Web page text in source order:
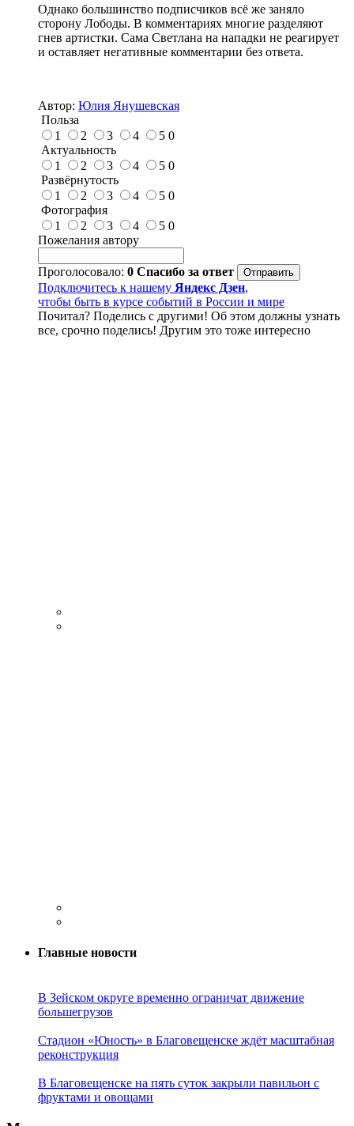
Однако большинство подписчиков всё же заняло
сторону Лободы. В комментариях многие разделяют
гнев артистки. Сама Светлана на нападки не реагирует
и оставляет негативные комментарии без ответа.
Автор: Юлия Янушевская
Польза
1
2 3 4 5 0
Актуальность
1
2 3 4 5 0
Развёрнутость
1
2 3 4 5 0
Фотография
1
2 3 4 5 0
Пожелания автору
Проголосовало: 0 Спасибо за ответ
Подключитесь к нашему Яндекс Дзен,
чтобы быть в курсе событий в России и мире
Почитал? Поделись с другими! Об этом должны узнать
все, срочно поделись! Другим это тоже интересно
Главные новости
В Зейском округе временно ограничат движение
большегрузов
Стадион «Юность» в Благовещенске ждёт масштабная
реконструкция
В Благовещенске на пять суток закрыли павильон с
фруктами и овощами